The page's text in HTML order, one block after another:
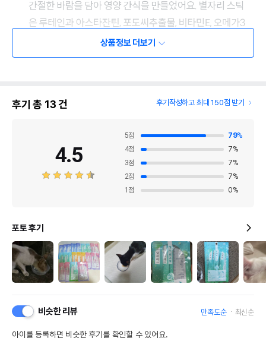
상품정보 더보기
후기 총 13건 후기작성하고 최대 150점 받기
4.5
5점 79%
4점 7%
3점 7%
2점 7%
1 점 0%
포토 후기
비슷한 리뷰 만족도순 최신순
아이를 등록하면 비슷한 후기를 확인할 수 있어요.